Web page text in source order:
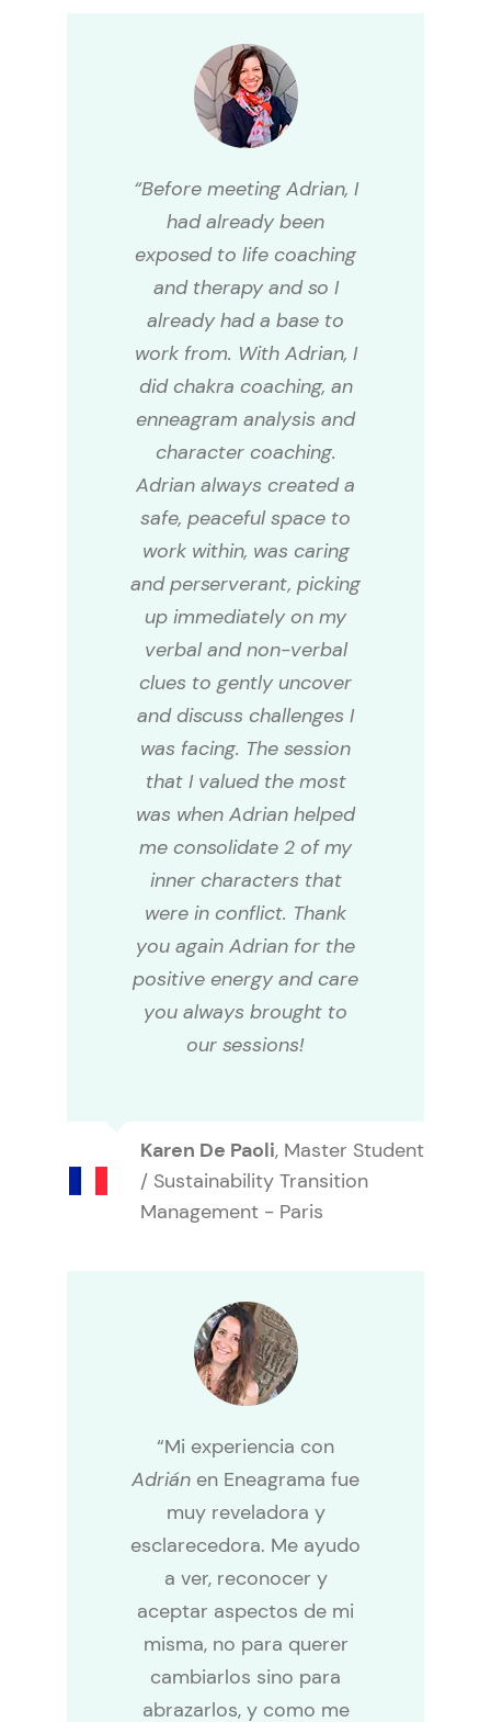
“Before meeting Adrian, I
had already been
exposed to life coaching
and therapy and so I
already had a base to
work from. With Adrian, I
did chakra coaching, an
enneagram analysis and
character coaching.
Adrian always created a
safe, peaceful space to
work within, was caring
and perserverant, picking
up immediately on my
verbal and non-verbal
clues to gently uncover
and discuss challenges I
was facing. The session
that I valued the most
was when Adrian helped
me consolidate 2 of my
inner characters that
were in conflict. Thank
you again Adrian for the
positive energy and care
you always brought to
our sessions!
Karen De Paoli, Master Student
/ Sustainability Transition
Management - Paris
“Mi experiencia con
Adrián en Eneagrama fue
muy reveladora y
esclarecedora. Me ayudo
a ver, reconocer y
aceptar aspectos de mi
misma, no para querer
cambiarlos sino para
abrazarlos, y como me